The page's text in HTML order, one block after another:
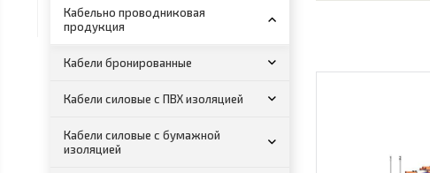
Кабельно проводниковая
продукция
Кабели бронированные
Кабели силовые с ПВХ изоляцией
Кабели силовые с бумажной
изоляцией